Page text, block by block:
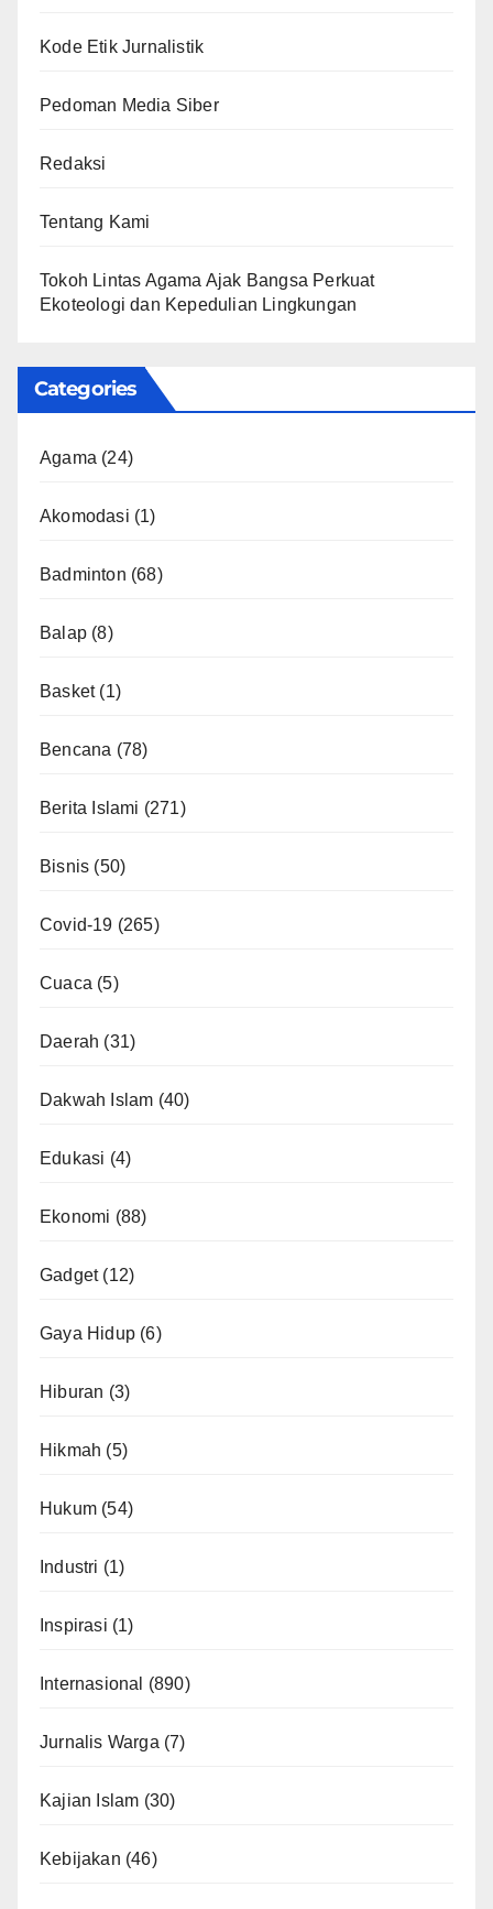
Kode Etik Jurnalistik
Pedoman Media Siber
Redaksi
Tentang Kami
Tokoh Lintas Agama Ajak Bangsa Perkuat
Ekoteologi dan Kepedulian Lingkungan
Categories
Agama (24)
Akomodasi (1)
Badminton (68)
Balap (8)
Basket(1)
Bencana (78)
Berita Islami (271)
Bisnis (50)
Covid-19 (265)
Cuaca (5)
Daerah (31)
Dakwah Islam (40)
Edukasi (4)
Ekonomi (88)
Gadget(12)
Gaya Hidup (6)
Hiburan (3)
Hikmah (5)
Hukum (54)
Industri (1)
Inspirasi (1)
Internasional (890)
Jurnalis Warga (7)
Kajian Islam (30)
Kebijakan (46)